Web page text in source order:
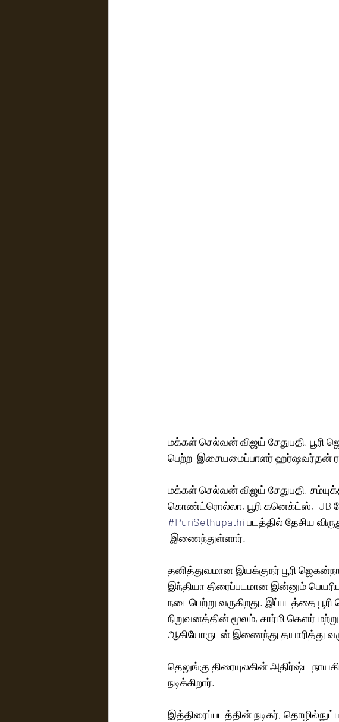
மக்கள் செல்வன் விஜய் சேதுபதி, பூரி
பெற்ற  இசையமைப்பாளர் ஹர்ஷவர்தன்
மக்கள் செல்வன் விஜய் சேதுபதி,
கொண்ட்ரொல்லா, பூரி கனெக்ட்ஸ்,  JB
#PuriSethupathi படத்தில் தேசிய
இணைந்துள்ளார்.
தனித்துவமான இயக்குநர் பூரி
இந்தியா திரைப்படமான இன்னும்
நடைபெற்று வருகிறது. இப்படத்தை
நிறுவனத்தின் மூலம், சார்மி கௌர்
ஆகியோருடன் இணைந்து தயாரித்து
தெலுங்கு திரையுலகின் அதிர்ஷ்ட
நடிக்கிறார்.
இத்திரைப்படத்தின் நடிகர்,